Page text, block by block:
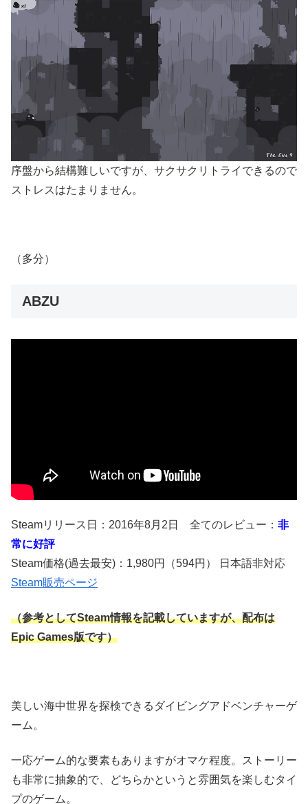
序盤から結構難しいですが、サクサクリトライできるので
ストレスはたまりません。
（多分）
ABZU
Steamリリース日：2016年8月2日 全てのレビュー： 非
常に好評
Steam価格(過去最安)：1,980円（594円） 日本語非対応
Steam販売ページ
（参考としてSteam情報を記載していますが、配布は
Epic Games版です）
美しい海中世界を探検できるダイビングアドベンチャーゲ
ーム。
一応ゲーム的な要素もありますがオマケ程度。ストーリー
も非常に抽象的で、どちらかというと雰囲気を楽しむタイ
プのゲーム。